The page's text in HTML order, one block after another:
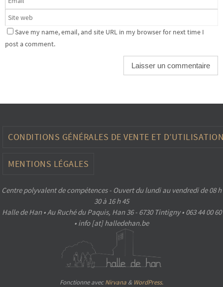
Save my name, email, and site URL in my browser for next time I
post a comment.
CONDITIONS GÉNÉRALES DE VENTE ET
MENTIONS LÉGALES
Centre polyvalent de compétences - Ouvert du lundi au vendredi de 08 h
30 à 16 h 45
Halle de Han • Au Ruché du Paquis, Han 36 - 6730 Tintigny • 063 44 00 60
• info [at] halledehan.be
Fonctionne avecNirvana & WordPress.